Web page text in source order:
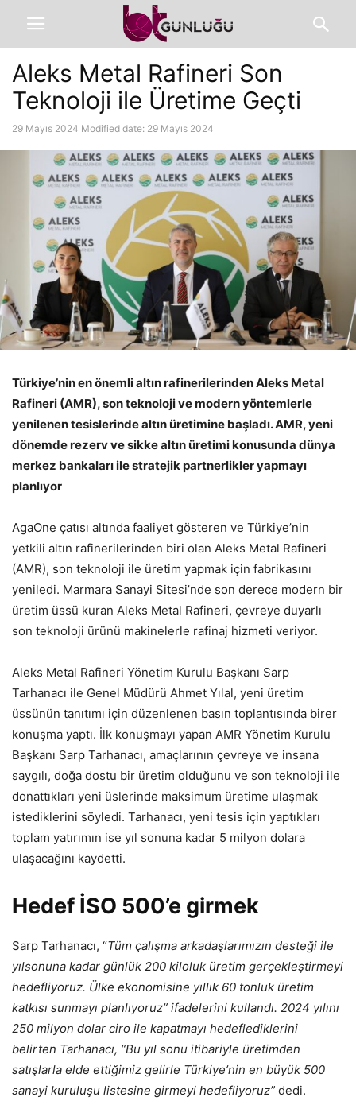
Aleks Metal Rafineri Son
Teknoloji ile Üretime Geçti
29 Mayıs 2024 Modified date: 29 Mayıs 2024
Türkiye’nin en önemli altın rafinerilerinden Aleks Metal
Rafineri (AMR), son teknoloji ve modern yöntemlerle
yenilenen tesislerinde altın üretimine başladı. AMR, yeni
dönemde rezerv ve sikke altın üretimi konusunda dünya
merkez bankaları ile stratejik partnerlikler yapmayı
planlıyor
AgaOne çatısı altında faaliyet gösteren ve Türkiye’nin
yetkili altın rafinerilerinden biri olan Aleks Metal Rafineri
(AMR), son teknoloji ile üretim yapmak için fabrikasını
yeniledi. Marmara Sanayi Sitesi’nde son derece modern bir
üretim üssü kuran Aleks Metal Rafineri, çevreye duyarlı
son teknoloji ürünü makinelerle rafinaj hizmeti veriyor.
Aleks Metal Rafineri Yönetim Kurulu Başkanı Sarp
Tarhanacı ile Genel Müdürü Ahmet Yılal, yeni üretim
üssünün tanıtımı için düzenlenen basın toplantısında birer
konuşma yaptı. İlk konuşmayı yapan AMR Yönetim Kurulu
Başkanı Sarp Tarhanacı, amaçlarının çevreye ve insana
saygılı, doğa dostu bir üretim olduğunu ve son teknoloji ile
donattıkları yeni üslerinde maksimum üretime ulaşmak
istediklerini söyledi. Tarhanacı, yeni tesis için yaptıkları
toplam yatırımın ise yıl sonuna kadar 5 milyon dolara
ulaşacağını kaydetti.
Hedef İSO 500’e girmek
Sarp Tarhanacı, “Tüm çalışma arkadaşlarımızın desteği ile
yılsonuna kadar günlük 200 kiloluk üretim gerçekleştirmeyi
hedefliyoruz. Ülke ekonomisine yıllık 60 tonluk üretim
katkısı sunmayı planlıyoruz” ifadelerini kullandı. 2024 yılını
250 milyon dolar ciro ile kapatmayı hedeflediklerini
belirten Tarhanacı, “Bu yıl sonu itibariyle üretimden
satışlarla elde ettiğimiz gelirle Türkiye’nin en büyük 500
sanayi kuruluşu listesine girmeyi hedefliyoruz” dedi.